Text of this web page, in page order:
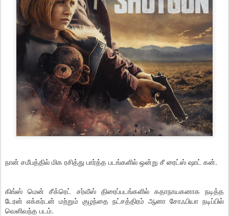
நான் சமீபத்தில் மிக ரசித்து பார்த்த படங்களில் ஒன்று சீ ரைட்ஸ் ஷாட் கன்.
கிங்ஸ் மென் சீக்ரெட் சர்வீஸ் திரைப்படங்களில் கதாநாயகனாக நடித்த
டேரன் எக்கர்டன் மற்றும் குழந்தை நட்சத்திரம் ஆனா சோஃபியா நடிப்பில்
வெளிவந்த படம்.